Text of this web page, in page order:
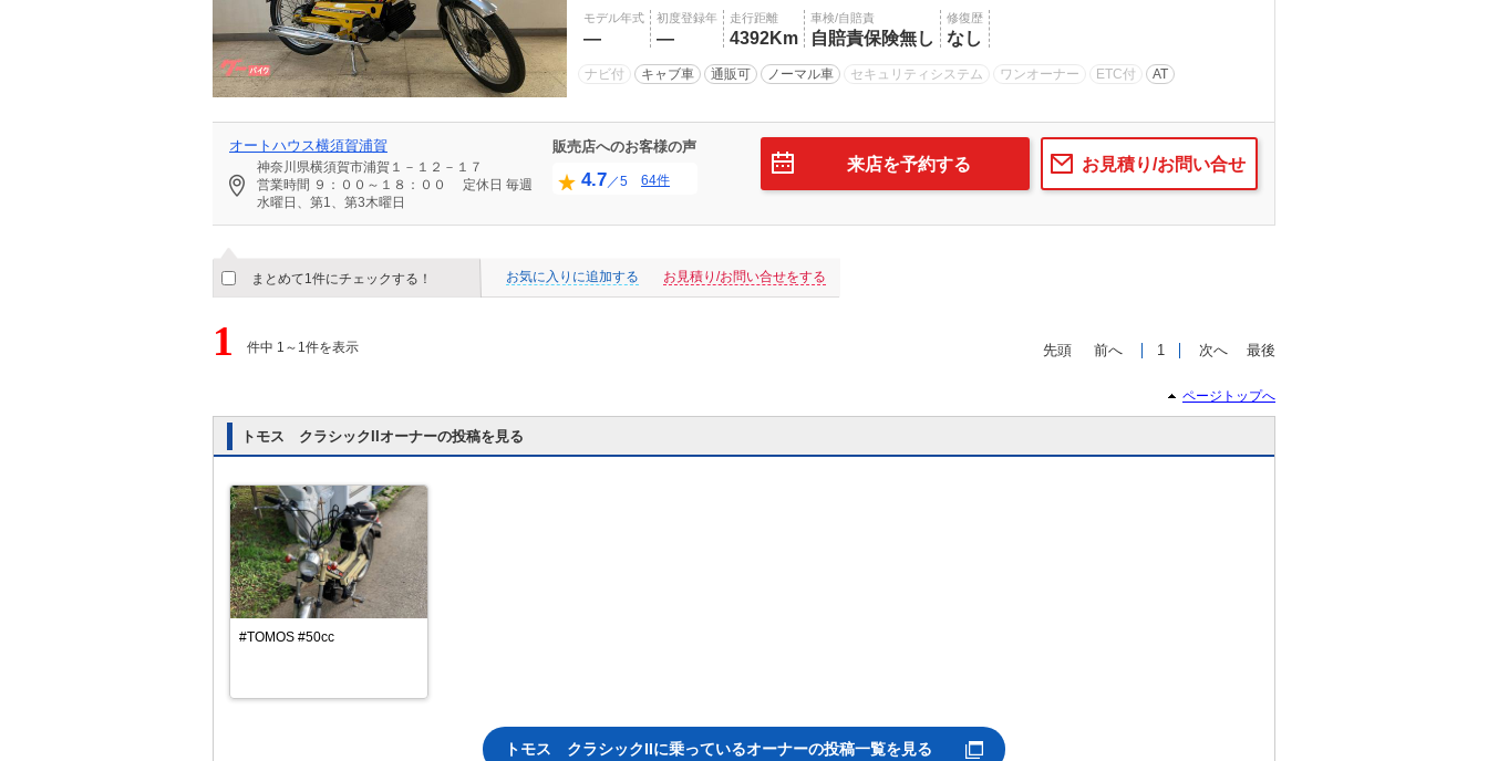
モデル年式
―
初度登録年
―
走行距離
4392Km
車検/自賠責
自賠責保険無し
修復歴
なし
ナビ付 キャブ車 通販可 ノーマル車 セキュリティシステム ワンオーナー ETC付 AT
オートハウス横須賀浦賀
神奈川県横須賀市浦賀１－１２－１７
営業時間 ９：００～１８：００ 定休日 毎週
水曜日、第1、第3木曜日
販売店へのお客様の声
4.7／5 64件
お見積り/お問い合せ
来店を予約する
まとめて1件にチェックする！ お気に入りに追加する お見積り/お問い合せをする
1 件中 1～1件を表示 先頭 前へ 1 次へ 最後
ページトップへ
トモス クラシックIIオーナーの投稿を見る
トモス クラシックIIに乗っているオーナーの投稿一覧を見る
で相場をチェック！